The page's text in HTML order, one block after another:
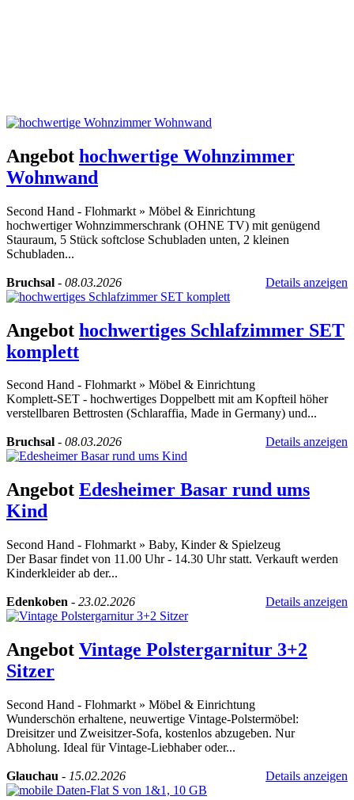
Angebot hochwertige Wohnzimmer
Wohnwand
Second Hand - Flohmarkt » Möbel & Einrichtung
hochwertiger Wohnzimmerschrank (OHNE TV) mit genügend
Stauraum, 5 Stück softclose Schubladen unten, 2 kleinen
Schubladen...
Bruchsal - 08.03.2026 Details anzeigen
Angebot hochwertiges Schlafzimmer SET
komplett
Second Hand - Flohmarkt » Möbel & Einrichtung
Komplett-SET - hochwertiges Doppelbett mit am Kopfteil höher
verstellbaren Bettrosten (Schlaraffia, Made in Germany) und...
Bruchsal - 08.03.2026 Details anzeigen
Angebot Edesheimer Basar rund ums
Kind
Second Hand - Flohmarkt » Baby, Kinder & Spielzeug
Der Basar findet von 11.00 Uhr - 14.30 Uhr statt. Verkauft werden
Kinderkleider ab der...
Edenkoben - 23.02.2026 Details anzeigen
Angebot Vintage Polstergarnitur 3+2
Sitzer
Second Hand - Flohmarkt » Möbel & Einrichtung
Wunderschön erhaltene, neuwertige Vintage-Polstermöbel:
Dreisitzer und Zweisitzer-Sofa, kostenlos abzugeben. Nur
Abholung. Ideal für Vintage-Liebhaber oder...
Glauchau - 15.02.2026 Details anzeigen